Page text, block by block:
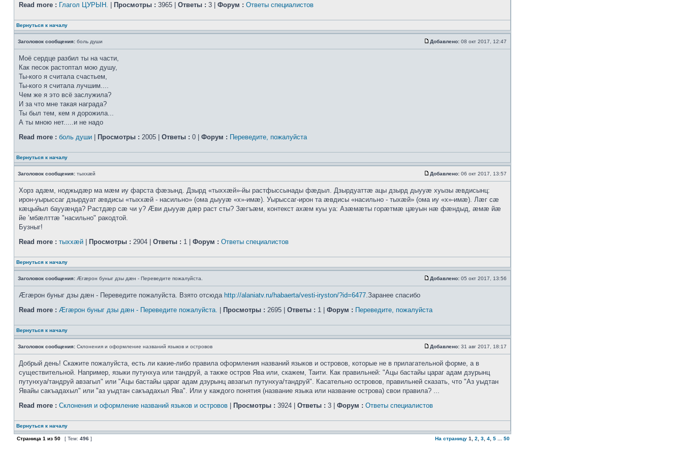
Read more : Глагол ЦУРЫН. Просмотры : 3965 | Ответы : 3 | Форум : Ответы специалистов
Вернуться к началу
Заголовок сообщения: боль души Добавлено: 08 окт 2017, 12:47
Моё сердце разбил ты на части,
Как песок растоптал мою душу,
Ты-кого я считала счастьем,
Ты-кого я считала лучшим....
Чем же я это всё заслужила?
И за что мне такая награда?
Ты был тем, кем я дорожила...
А ты мною нет.....и не надо
Read more : боль души Просмотры : 2005 | Ответы : 0 | Форум : Переведите, пожалуйста
Вернуться к началу
Заголовок сообщения: тыххӕй Добавлено: 06 окт 2017, 13:57
Хорз адӕм, ноджыдӕр ма мӕм иу фарста фӕзынд. Дзырд «тыххӕй»-йы растфыссынады фӕдыл. Дзырдуаттӕ ацы дзырд дыууӕ хуызы ӕвдисынц:
ирон-уырыссаг дзырдуат ӕвдисы «тыххӕй - насильно» (ома дыууӕ «х»-имӕ). Уырыссаг-ирон та ӕвдисы «насильно - тыхӕй» (ома иу «х»-имӕ). Лӕг сӕ
кӕцыйыл баууӕнда? Растдӕр сӕ чи у? Ӕви дыууӕ дӕр раст сты? Зӕгъӕм, контекст ахӕм куы уа: Азӕмӕты горӕтмӕ цӕуын нӕ фӕндыд, ӕмӕ йӕ
йе ’мбӕлттӕ "насильно" ракодтой.
Бузныг!
Read more : тыххӕй Просмотры : 2904 | Ответы : 1 | Форум : Ответы специалистов
Вернуться к началу
Заголовок сообщения: Æгæрон буныг дзы дæн - Переведите пожалуйста. Добавлено: 05 окт 2017, 13:56
Æгæрон буныг дзы дæн - Переведите пожалуйста. Взято отсюда http://alaniatv.ru/habaerta/vesti-iryston/?id=6477.Заранее спасибо
Read more : Æгæрон буныг дзы дæн - Переведите пожалуйста. Просмотры : 2695 | Ответы : 1 | Форум : Переведите, пожалуйста
Вернуться к началу
Заголовок сообщения: Склонения и оформление названий языков и островов Добавлено: 31 авг 2017, 18:17
Добрый день! Скажите пожалуйста, есть ли какие-либо правила оформления названий языков и островов, которые не в прилагательной форме, а в
существительной. Например, языки путунхуа или тандруй, а также остров Ява или, скажем, Таити. Как правильней: "Ацы бастайы цараг адам дзурынц
путунхуа/тандруй авзагыл" или "Ацы бастайы цараг адам дзурынц авзагыл путунхуа/тандруй". Касательно островов, правильней сказать, что "Аз уыдтан
Явайы сакъадахыл" или "аз уыдтан сакъадахыл Ява". Или у каждого понятия (название языка или название острова) свои правила? ...
Read more : Склонения и оформление названий языков и островов Просмотры : 3924 | Ответы : 3 | Форум : Ответы специалистов
Вернуться к началу
Страница 1 из 50 [ Тем: 496 ] На страницу 1 2 3 4 5 50